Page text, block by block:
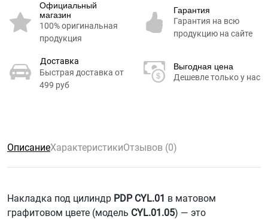
Официальный
магазин
100% оригинальная
продукция
Гарантия
Гарантия на всю
продукцию на сайте
Доставка
Быстрая доставка от
499 руб
Выгодная цена
Дешевле только у нас
ОписаниеХарактеристикиОтзывов (0)
Накладка под цилиндр PDP CYL.01 в матовом
графитовом цвете (модель CYL.01.05) — это